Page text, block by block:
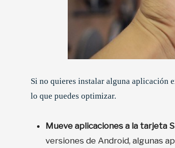
Si no quieres instalar alguna aplicación
lo que puedes optimizar.
Mueve aplicaciones a la tarjeta
versiones de Android, algunas